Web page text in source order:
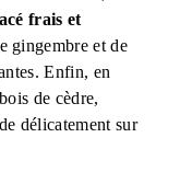
frais et
gingembre et de
Enfin, en
de cèdre,
délicatement sur